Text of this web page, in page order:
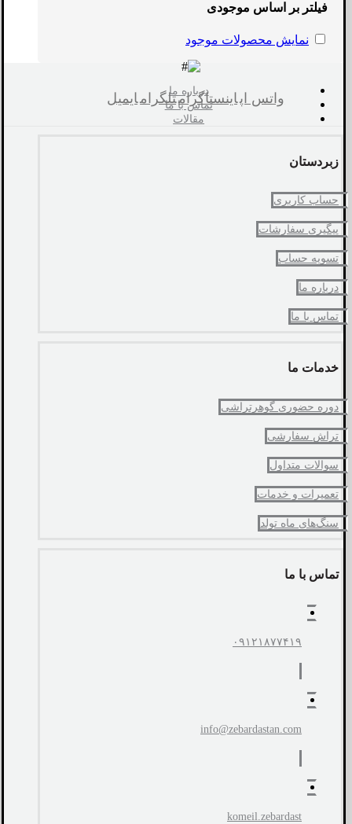
فیلتر بر اساس موجودی
نمایش محصولات موجود
درباره ما
تماس با ما
مقالات
واتس اپاینستاگرامتلگرامایمیل
زبردستان
حساب کاربری
پیگیری سفارشات
تسویه حساب
درباره ما
تماس با ما
خدمات ما
دوره حضوری گوهرتراشی
تراش سفارشی
سوالات متداول
تعمیرات و خدمات
سنگ‌های ماه تولد
تماس با ما
۰۹۱۲۱۸۷۷۴۱۹
info@zebardastan.com
komeil.zebardast